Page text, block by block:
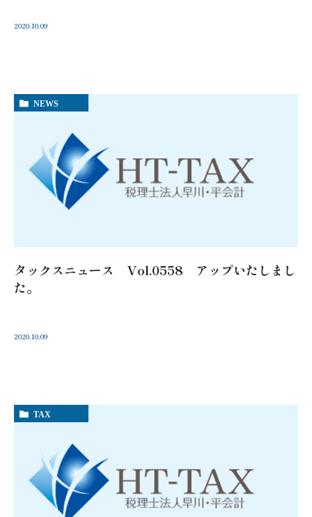
2020.10.09
NEWS
タックスニュース Vol.0558 アップいたしまし
た。
2020.10.09
TAX